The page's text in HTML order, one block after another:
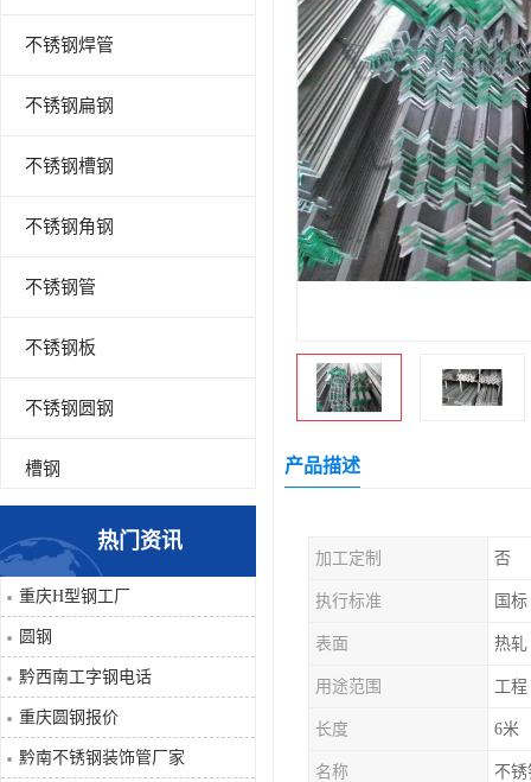
不锈钢焊管
不锈钢扁钢
不锈钢槽钢
不锈钢角钢
不锈钢管
不锈钢板
不锈钢圆钢
槽钢
角钢
焊管
工字钢
H型钢
热门资讯
重庆H型钢工厂
圆钢
黔西南工字钢电话
重庆圆钢报价
黔南不锈钢装饰管厂家
产品描述
加工定制 否
执行标准 国标
表面 热轧
用途范围 工
长度 6米
名称 不